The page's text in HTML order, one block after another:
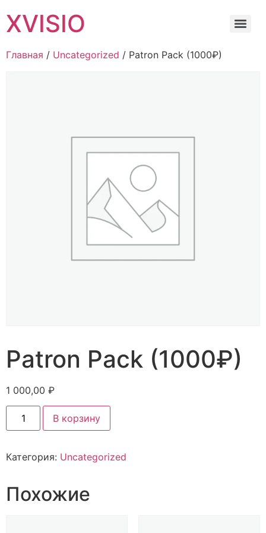
XVISIO
Главная / Uncategorized / Patron Pack (1000₽)
Patron Pack (1000₽)
1 000,00 ₽
В корзину
Категория: Uncategorized
Похожие